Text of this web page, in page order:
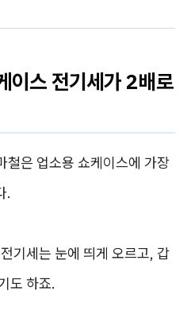
이스 전기세가 2배로
철은 업소용 쇼케이스에 가장
.
기세는 눈에 띄게 오르고, 갑
도 하죠.